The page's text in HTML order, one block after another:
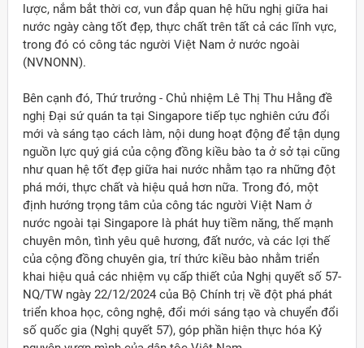
lược, nắm bắt thời cơ, vun đắp quan hệ hữu nghị giữa hai
nước ngày càng tốt đẹp, thực chất trên tất cả các lĩnh vực,
trong đó có công tác người Việt Nam ở nước ngoài
(NVNONN).
Bên cạnh đó, Thứ trưởng - Chủ nhiệm Lê Thị Thu Hằng đề
nghị Đại sứ quán ta tại Singapore tiếp tục nghiên cứu đổi
mới và sáng tạo cách làm, nội dung hoạt động để tận dụng
nguồn lực quý giá của cộng đồng kiều bào ta ở sở tại cũng
như quan hệ tốt đẹp giữa hai nước nhằm tạo ra những đột
phá mới, thực chất và hiệu quả hơn nữa. Trong đó, một
định hướng trọng tâm của công tác người Việt Nam ở
nước ngoài tại Singapore là phát huy tiềm năng, thế mạnh
chuyên môn, tình yêu quê hương, đất nước, và các lợi thế
của cộng đồng chuyên gia, trí thức kiều bào nhằm triển
khai hiệu quả các nhiệm vụ cấp thiết của Nghị quyết số 57-
NQ/TW ngày 22/12/2024 của Bộ Chính trị về đột phá phát
triển khoa học, công nghệ, đổi mới sáng tạo và chuyển đổi
số quốc gia (Nghị quyết 57), góp phần hiện thực hóa Kỷ